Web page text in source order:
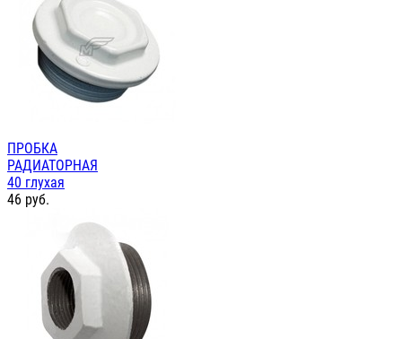
ПРОБКА
РАДИАТОРНАЯ
40 глухая
46 руб.